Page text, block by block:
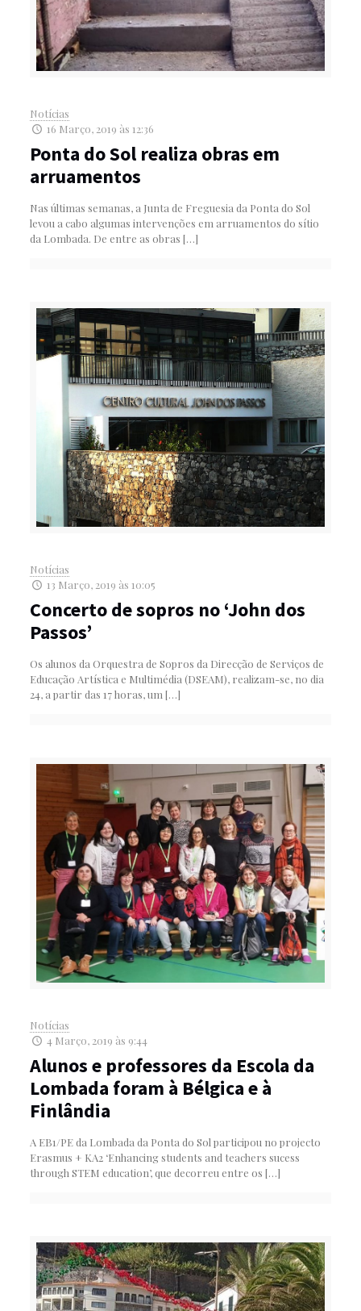
Notícias
16 Março, 2019 às 12:36
Ponta do Sol realiza obras em
arruamentos
Nas últimas semanas, a Junta de Freguesia da Ponta do Sol
levou a cabo algumas intervenções em arruamentos do sítio
da Lombada. De entre as obras […]
Notícias
13 Março, 2019 às 10:05
Concerto de sopros no ‘John dos
Passos’
Os alunos da Orquestra de Sopros da Direcção de Serviços de
Educação Artística e Multimédia (DSEAM), realizam-se, no dia
24, a partir das 17 horas, um […]
Notícias
4 Março, 2019 às 9:44
Alunos e professores da Escola da
Lombada foram à Bélgica e à
Finlândia
A EB1/PE da Lombada da Ponta do Sol participou no projecto
Erasmus + KA2 ‘Enhancing students and teachers sucess
through STEM education’, que decorreu entre os […]